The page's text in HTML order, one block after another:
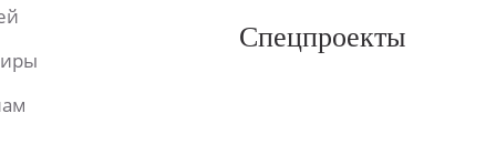
Спецпроекты